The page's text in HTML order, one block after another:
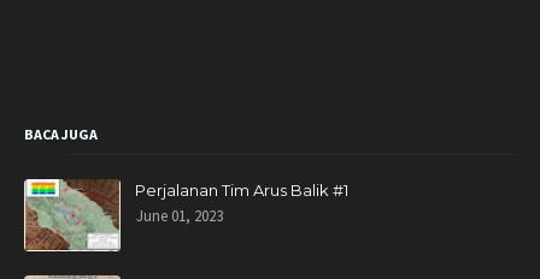
BACA JUGA
Perjalanan Tim Arus Balik #1
June 01, 2023